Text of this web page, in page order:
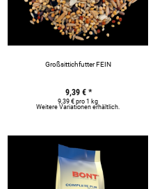
Großsittichfutter FEIN
9,39 €*
9,39 € pro 1 kg
Weitere Variationen erhältlich.